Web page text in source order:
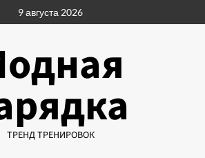
9 августа 2026
ТРЕНД ТРЕНИРОВОК